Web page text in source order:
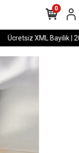
Ücretsiz XML Bayilik |
0